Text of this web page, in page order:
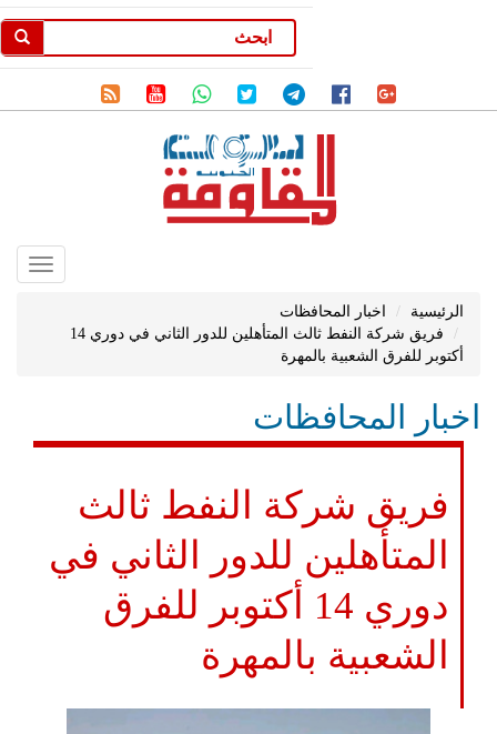
الرئيسية
اخبار المحافظات
فريق شركة النفط ثالث المتأهلين للدور الثاني في دوري 14
أكتوبر للفرق الشعبية بالمهرة
اخبار المحافظات
فريق شركة النفط ثالث
المتأهلين للدور الثاني في
دوري 14 أكتوبر للفرق
الشعبية بالمهرة